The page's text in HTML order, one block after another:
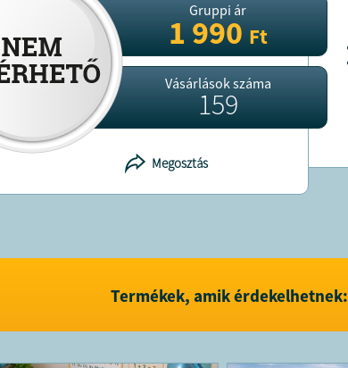
Gruppi ár
1 990Ft
Vásárlások száma
159
Megosztás
Termékek, amik érdekelhetnek: